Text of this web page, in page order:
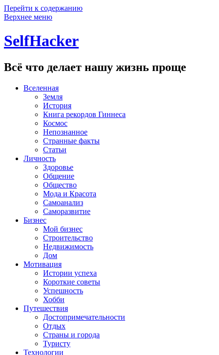
Перейти к содержанию
Верхнее меню
SelfHacker
Всё что делает нашу жизнь проще
Вселенная
Земля
История
Книга рекордов Гиннеса
Космос
Непознанное
Странные факты
Статьи
Личность
Здоровье
Общение
Общество
Мода и Красота
Самоанализ
Саморазвитие
Бизнес
Мой бизнес
Строительство
Недвижимость
Дом
Мотивация
Истории успеха
Короткие советы
Успешность
Хобби
Путешествия
Достопримечательности
Отдых
Страны и города
Туристу
Технологии